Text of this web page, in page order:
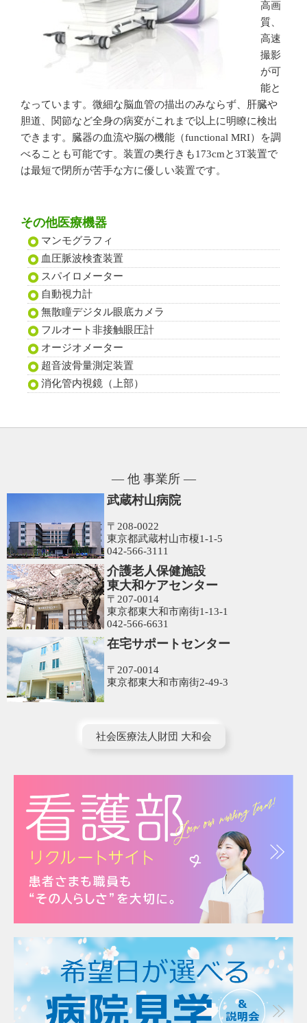
高画
質、
高速
撮影
が可
能と
なっています。微細な脳血管の描出のみならず、肝臓や
胆道、関節など全身の病変がこれまで以上に明瞭に検出
できます。臓器の血流や脳の機能（functional MRI）を調
べることも可能です。装置の奥行きも173cmと3T装置で
は最短で閉所が苦手な方に優しい装置です。
その他医療機器
マンモグラフィ
血圧脈波検査装置
スパイロメーター
自動視力計
無散瞳デジタル眼底カメラ
フルオート非接触眼圧計
オージオメーター
超音波骨量測定装置
消化管内視鏡（上部）
― 他 事業所 ―
武蔵村山病院
〒208-0022
東京都武蔵村山市榎1-1-5
042-566-3111
介護老人保健施設
東大和ケアセンター
〒207-0014
東京都東大和市南街1-13-1
042-566-6631
在宅サポートセンター
〒207-0014
東京都東大和市南街2-49-3
社会医療法人財団 大和会